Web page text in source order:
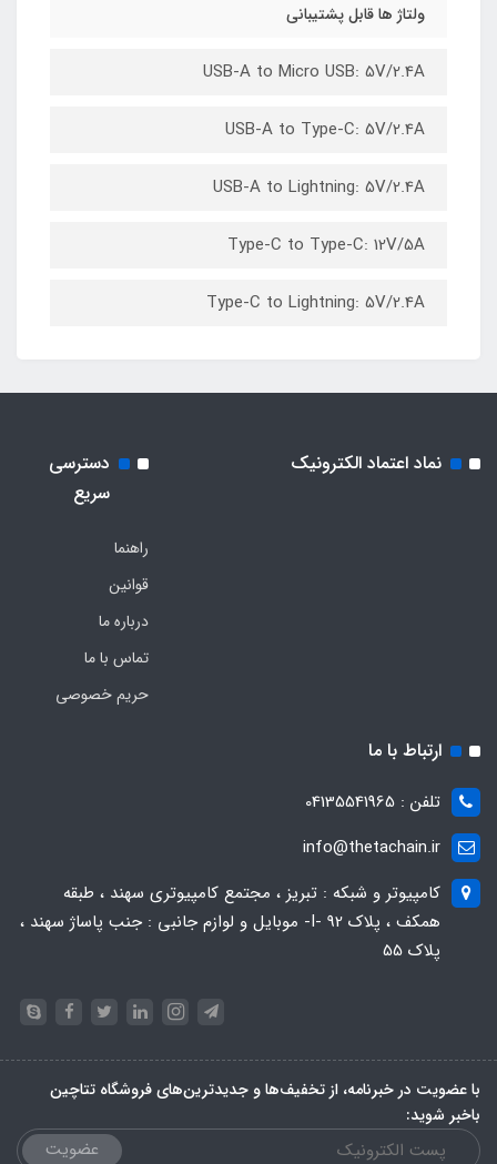
ولتاژ ها قابل پشتیبانی
USB-A to Micro USB: 5V/2.4A
USB-A to Type-C: 5V/2.4A
USB-A to Lightning: 5V/2.4A
Type-C to Type-C: 12V/5A
Type-C to Lightning: 5V/2.4A
نماد اعتماد الکترونیک
دسترسی
سریع
راهنما
قوانین
درباره ما
تماس با ما
حریم خصوصی
ارتباط با ما
تلفن : 04135541965
info@thetachain.ir
کامپیوتر و شبکه : تبریز ، مجتمع کامپیوتری سهند ، طبقه
همکف ، پلاک 92 -I- موبایل و لوازم جانبی : جنب پاساژ سهند ،
پلاک 55
با عضویت در خبرنامه، از تخفیف‌ها و جدیدترین‌های فروشگاه تتاچین
باخبر شوید:
عضویت